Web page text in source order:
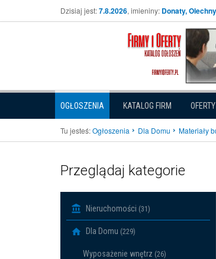
Dzisiaj jest:7.8.2026, imieniny: Donaty,
OGŁOSZENIA KATALOG FIRM
Tu jesteś:Ogłoszenia Dla Domu Materiały
Przeglądaj kategorie
Nieruchomości (31)
Dla Domu (229)
Wyposażenie wnętrz (26)